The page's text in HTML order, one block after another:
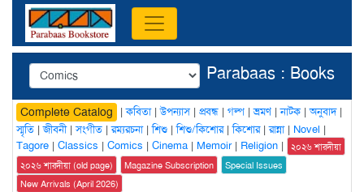
Parabaas : Books
Complete Catalog |কবিতা|উপন্যাস| প্রবন্ধ | গল্প |ভ্রমণ|নাটক |অনুবাদ|
স্মৃতি |জীবনী|সংগীত |রম্যরচনা|শিশু |শিশু/কিশোর|কিশোর|রান্না| Novel |
Tagore | Classics | Comics | Cinema | Memoir| Religion |
২০২৬ শারদীয়া
২০২৬ শারদীয়া (old page)
Magazine Subscription
Special Issues
New Arrivals (April 2026)